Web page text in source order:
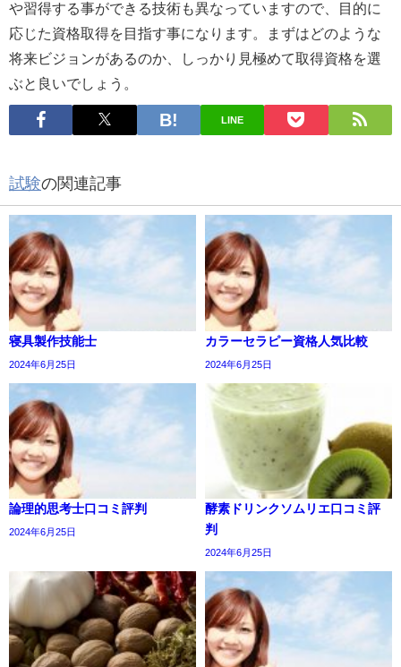
や習得する事ができる技術も異なっていますので、目的に
応じた資格取得を目指す事になります。まずはどのような
将来ビジョンがあるのか、しっかり見極めて取得資格を選
ぶと良いでしょう。
LINE
試験の関連記事
寝具製作技能士
2024年6月25日
カラーセラピー資格人気比較
2024年6月25日
論理的思考士口コミ評判
2024年6月25日
酵素ドリンクソムリエ口コミ評
判
2024年6月25日